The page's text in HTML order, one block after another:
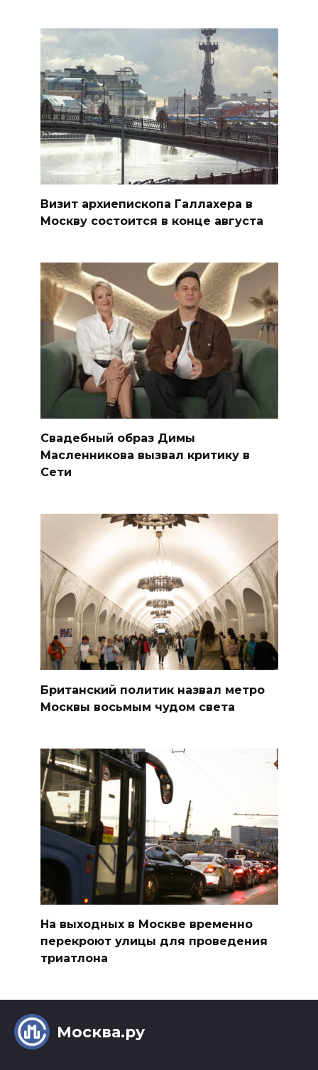
Визит архиепископа Галлахера в
Москву состоится в конце августа
Свадебный образ Димы
Масленникова вызвал критику в
Сети
Британский политик назвал метро
Москвы восьмым чудом света
На выходных в Москве временно
перекроют улицы для проведения
триатлона
Москва.ру